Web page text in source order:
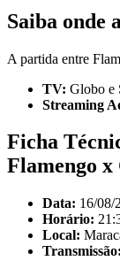
Saiba onde
A partida entre
TV: Globo e
Streaming
Ficha
Flamengo
Data: 16/08/
Horário:
Local:
Transmissão: